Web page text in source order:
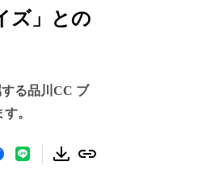
ズ」との
る品川CC ブ
。